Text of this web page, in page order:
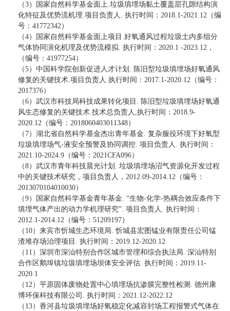
（3）国家自然科学基金面上.垃圾填埋场黏土覆盖层孔隙结构演
化特征及优势流机理.项目负责人 . 执行时间： 2018.1-2021.12 （编
号： 41772342）
（4）国家自然科学基金面上项目 .好氧通风过程垃圾土内多组分
气体协同演化机理及优势流模拟. 执行时间： 2020.1 -2023.12 ，
（编号： 41977254）
（5）中国科学院创新促进人才计划 . 陈旧型垃圾填埋场好氧通风
修复的关键技术.项目负责人 .执行时间： 2017.1-2020.12 （编号：
2017376）
（6）武汉市科技局科技成果转化项目 . 陈旧型垃圾填埋场好氧通
风生态修复的关键技术.技术总负责人 ,执行时间： 2018.9-
2020.12 （编号： 2018060403011348）
（ 7）湖北省自然科学基金杰出青年基金. 复杂服役环境下好氧型
垃圾填埋场气-液安全预警及协同调控. 项目负责人 . 执行时间：
2021.10-2024.9 （编号： 2021CFA096）
（8）武汉市青年科技晨光计划 . 垃圾填埋场沼气资源化开发过程
中的关键技术研究，项目负责人， 2012.09-2014.12 （编号：
2013070104010030）
（9）国家自然科学基金青年基金. “生物-化学-热耦合效应条件下
填埋气体产出的动力学机理研究”. 项目负责人 . 执行时间：
2012.1-2014.12 （编号： 51209197）
（ 10）来宾市忻城生态环境局.忻城县宏图锰业有限责任公司锰
渣堆存场治理项目 . 执行时间： 2019.12-2020.12
（ 11 ）深圳市深汕特别合作区城市管理和综合执法局. 深汕特别
合作区鹅埠镇垃圾填埋场坝体安全评估. 执行时间： 2019.11-
2020.1
（ 12）平原固体废物处置中心填埋场抗渗膜完整性检测 . 德州康
博环保科技有限公司 . 执行时间： 2021.12-2022.12
（ 13）香河县垃圾填埋场好氧稳定化减容封场工程报警式气体在